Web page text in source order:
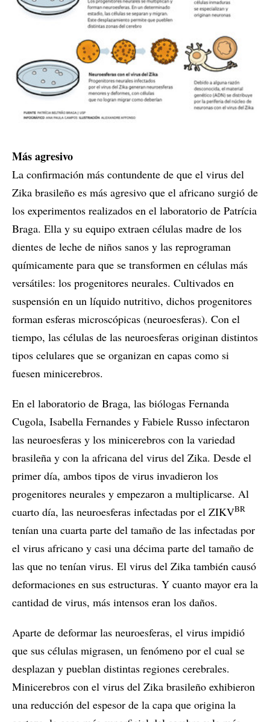
Más agresivo
La confirmación más contundente de que el virus del
Zika brasileño es más agresivo que el africano surgió de
los experimentos realizados en el laboratorio de Patrícia
Braga. Ella y su equipo extraen células madre de los
dientes de leche de niños sanos y las reprograman
químicamente para que se transformen en células más
versátiles: los progenitores neurales. Cultivados en
suspensión en un líquido nutritivo, dichos progenitores
forman esferas microscópicas (neuroesferas). Con el
tiempo, las células de las neuroesferas originan distintos
tipos celulares que se organizan en capas como si
fuesen minicerebros.
En el laboratorio de Braga, las biólogas Fernanda
Cugola, Isabella Fernandes y Fabiele Russo infectaron
las neuroesferas y los minicerebros con la variedad
brasileña y con la africana del virus del Zika. Desde el
primer día, ambos tipos de virus invadieron los
progenitores neurales y empezaron a multiplicarse. Al
cuarto día, las neuroesferas infectadas por el ZIKVBR
tenían una cuarta parte del tamaño de las infectadas por
el virus africano y casi una décima parte del tamaño de
las que no tenían virus. El virus del Zika también causó
deformaciones en sus estructuras. Y cuanto mayor era la
cantidad de virus, más intensos eran los daños.
Aparte de deformar las neuroesferas, el virus impidió
que sus células migrasen, un fenómeno por el cual se
desplazan y pueblan distintas regiones cerebrales.
Minicerebros con el virus del Zika brasileño exhibieron
una reducción del espesor de la capa que origina la